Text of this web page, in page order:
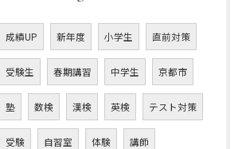
成績UP 新年度 小学生 直前対策
受験生 春期講習 中学生 京都市
塾 数検 漢検 英検 テスト対策
受験 自習室 体験 講師